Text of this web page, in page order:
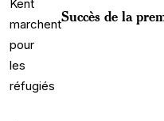
Succès de la